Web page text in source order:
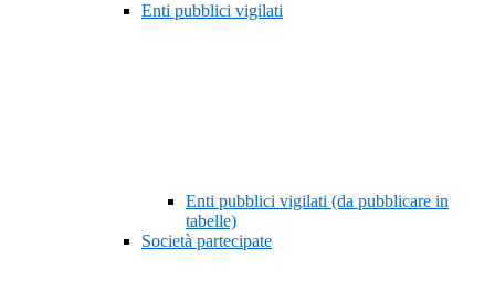
Enti pubblici vigilati
Enti pubblici vigilati (da pubblicare in
tabelle)
Società partecipate